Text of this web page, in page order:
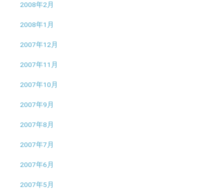
2008年2月
2008年1月
2007年12月
2007年11月
2007年10月
2007年9月
2007年8月
2007年7月
2007年6月
2007年5月